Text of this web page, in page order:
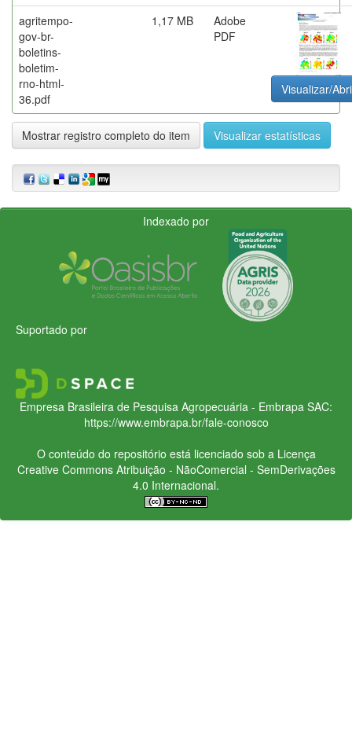
agritempo-
gov-br-
boletins-
boletim-
rno-html-
36.pdf
1,17 MB
Adobe
PDF
Visualizar/
Mostrar registro completo do item Visualizar estatísticas
Indexado por
Suportado por
Empresa Brasileira de Pesquisa Agropecuária - Embrapa SAC:
https://www.embrapa.br/fale-conosco
O conteúdo do repositório está licenciado sob a Licença
Creative CommonsAtribuição - NãoComercial - SemDerivações
4.0 Internacional.